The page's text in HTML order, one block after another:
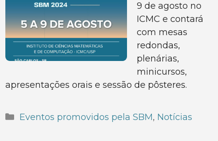
9 de agosto no
ICMC e contará
com mesas
redondas,
plenárias,
minicursos,
apresentações orais e sessão de pôsteres.
Categorias
Eventos promovidos pela SBM, Notícias